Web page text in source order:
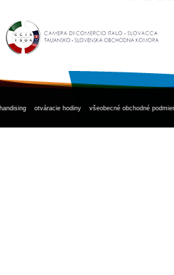
otváracie hodiny všeobecné obchodné